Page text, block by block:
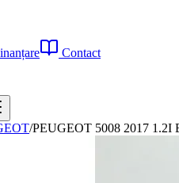
Contact
/PEUGEOT 5008 2017 1.2I